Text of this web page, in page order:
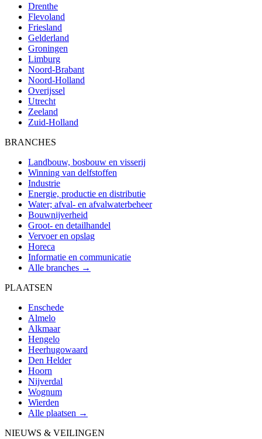
Drenthe
Flevoland
Friesland
Gelderland
Groningen
Limburg
Noord-Brabant
Noord-Holland
Overijssel
Utrecht
Zeeland
Zuid-Holland
BRANCHES
Landbouw, bosbouw en visserij
Winning van delfstoffen
Industrie
Energie, productie en distributie
Water; afval- en afvalwaterbeheer
Bouwnijverheid
Groot- en detailhandel
Vervoer en opslag
Horeca
Informatie en communicatie
Alle branches →
PLAATSEN
Enschede
Almelo
Alkmaar
Hengelo
Heerhugowaard
Den Helder
Hoorn
Nijverdal
Wognum
Wierden
Alle plaatsen →
NIEUWS & VEILINGEN